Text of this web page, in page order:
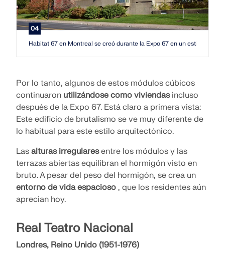
04
Habitat 67 en Montreal se creó durante la Expo 67 en un estilo
Por lo tanto, algunos de estos módulos cúbicos
continuaron utilizándose como viviendasincluso
después de la Expo 67. Está claro a primera vista:
Este edificio de brutalismo se ve muy diferente de
lo habitual para este estilo arquitectónico.
Las alturas irregularesentre los módulos y las
terrazas abiertas equilibran el hormigón visto en
bruto. A pesar del peso del hormigón, se crea un
entorno de vida espacioso , que los residentes aún
aprecian hoy.
Real Teatro Nacional
Londres, Reino Unido (1951-1976)